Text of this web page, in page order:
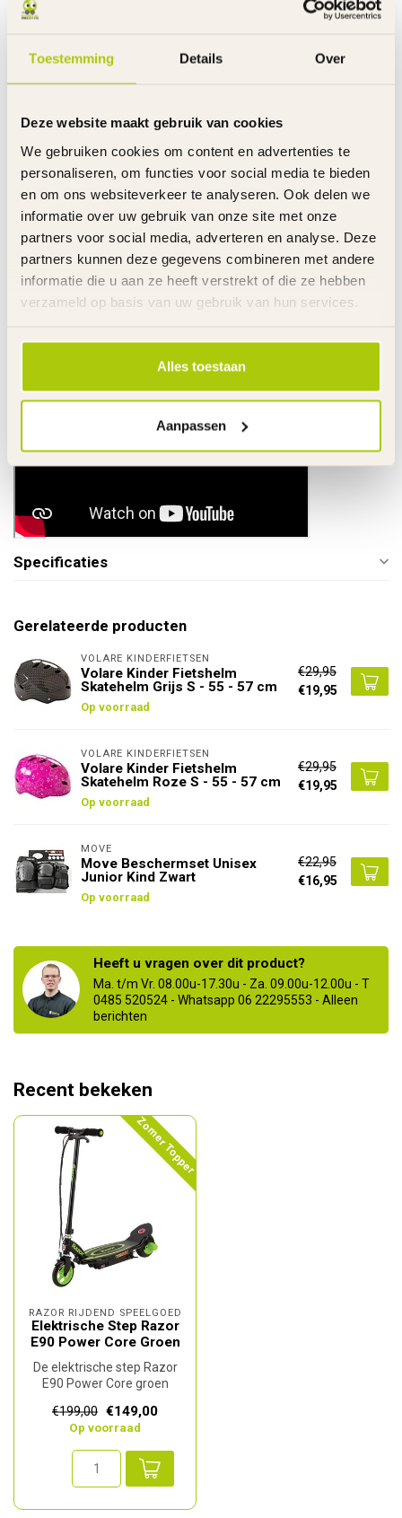
Toestemming Details Over
Deze website maakt gebruik van cookies
We gebruiken cookies om content en advertenties te
personaliseren, om functies voor social media te bieden
en om ons websiteverkeer te analyseren. Ook delen we
informatie over uw gebruik van onze site met onze
partners voor social media, adverteren en analyse. Deze
partners kunnen deze gegevens combineren met andere
informatie die u aan ze heeft verstrekt of die ze hebben
verzameld op basis van uw gebruik van hun services.
Alles toestaan
Aanpassen
Achterwiel
Garantie product
2 Jaar m.u.v. slijtageonderdelen
Garantie accu('s)
6 Maanden
Garantie Oplader
6 Maanden
Advies
De E-step voor het eerste gebruik 10 uur opladen.
Altijd de E-Step met een volledig opgeladen accu wegzetten.
Met deze E-Step mag je rijden op "eigen terrein".
Links
Tips accugebruik
Specificaties
Gerelateerde producten
VOLARE KINDERFIETSEN
Volare Kinder Fietshelm
Skatehelm Grijs S - 55 - 57 cm
Op voorraad
€29,95
€19,95
VOLARE KINDERFIETSEN
Volare Kinder Fietshelm
Skatehelm Roze S - 55 - 57 cm
Op voorraad
€29,95
€19,95
MOVE
Move Beschermset Unisex
Junior Kind Zwart
Op voorraad
€22,95
€16,95
Heeft u vragen over dit product?
Ma. t/m Vr. 08.00u-17.30u - Za. 09.00u-12.00u - T
0485 520524 - Whatsapp 06 22295553 - Alleen
berichten
Recent bekeken
Zomer Topper
RAZOR RIJDEND SPEELGOED
Elektrische Step Razor
E90 Power Core Groen
De elektrische step Razor
E90 Power Core groen
met kr...
€199,00 €149,00
Op voorraad